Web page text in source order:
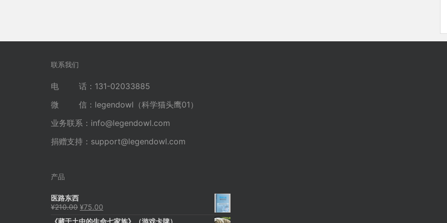
联系我们
电 话：131-02033885
微 信：legendowl（科学猫头鹰01）
业务联系： info@legendowl.com
捐赠支持： support@legendowl.com
产品
医路东西
¥210.00 原
¥75.00